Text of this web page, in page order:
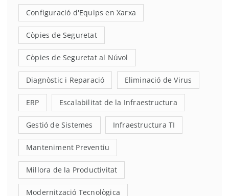
Configuració d'Equips en Xarxa
Còpies de Seguretat
Còpies de Seguretat al Núvol
Diagnòstic i Reparació Eliminació de Virus
ERP Escalabilitat de la Infraestructura
Gestió de Sistemes Infraestructura TI
Manteniment Preventiu
Millora de la Productivitat
Modernització Tecnològica